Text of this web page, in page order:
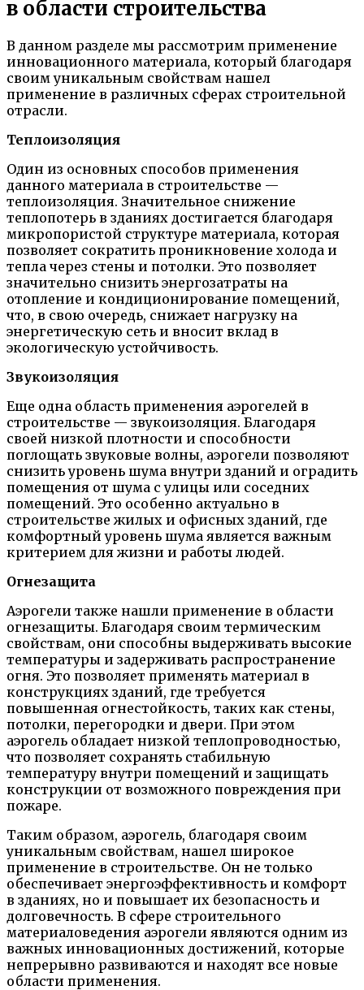
в области строительства
В данном разделе мы рассмотрим применение
инновационного материала, который благодаря
своим уникальным свойствам нашел
применение в различных сферах строительной
отрасли.
Теплоизоляция
Один из основных способов применения
данного материала в строительстве —
теплоизоляция. Значительное снижение
теплопотерь в зданиях достигается благодаря
микропористой структуре материала, которая
позволяет сократить проникновение холода и
тепла через стены и потолки. Это позволяет
значительно снизить энергозатраты на
отопление и кондиционирование помещений,
что, в свою очередь, снижает нагрузку на
энергетическую сеть и вносит вклад в
экологическую устойчивость.
Звукоизоляция
Еще одна область применения аэрогелей в
строительстве — звукоизоляция. Благодаря
своей низкой плотности и способности
поглощать звуковые волны, аэрогели позволяют
снизить уровень шума внутри зданий и оградить
помещения от шума с улицы или соседних
помещений. Это особенно актуально в
строительстве жилых и офисных зданий, где
комфортный уровень шума является важным
критерием для жизни и работы людей.
Огнезащита
Аэрогели также нашли применение в области
огнезащиты. Благодаря своим термическим
свойствам, они способны выдерживать высокие
температуры и задерживать распространение
огня. Это позволяет применять материал в
конструкциях зданий, где требуется
повышенная огнестойкость, таких как стены,
потолки, перегородки и двери. При этом
аэрогель обладает низкой теплопроводностью,
что позволяет сохранять стабильную
температуру внутри помещений и защищать
конструкции от возможного повреждения при
пожаре.
Таким образом, аэрогель, благодаря своим
уникальным свойствам, нашел широкое
применение в строительстве. Он не только
обеспечивает энергоэффективность и комфорт
в зданиях, но и повышает их безопасность и
долговечность. В сфере строительного
материаловедения аэрогели являются одним из
важных инновационных достижений, которые
непрерывно развиваются и находят все новые
области применения.